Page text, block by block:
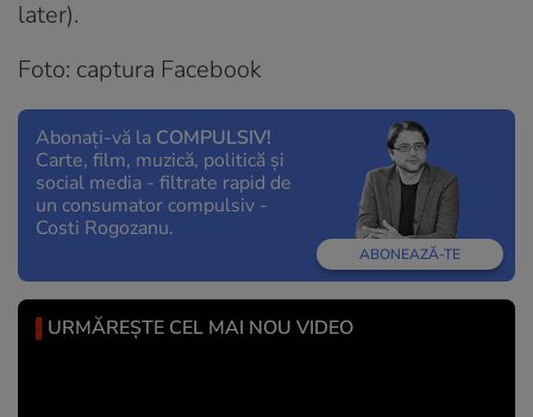
later).
Foto: captura Facebook
Abonați-vă la COMPULSIV!
Carte, film, muzică, politică și
social media - filtrate rapid de
un consumator compulsiv -
Costi Rogozanu.
ABONEAZĂ-TE
URMĂREȘTE CEL MAI NOU VIDEO